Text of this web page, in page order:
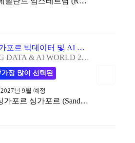
싱가포르 빅데이터 및 AI 월드 박람회 2027
BIG DATA & AI WORLD 2027
가장 많이 선택된
2027년 9월 예정
싱가포르 싱가포르 (Sands Expo & Convention Centre)